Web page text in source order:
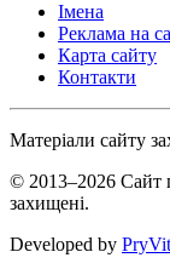
Імена
Реклама на
Карта сайту
Контакти
Матеріали сайту
© 2013–2026 Сайт
захищені.
Developed by PryVit